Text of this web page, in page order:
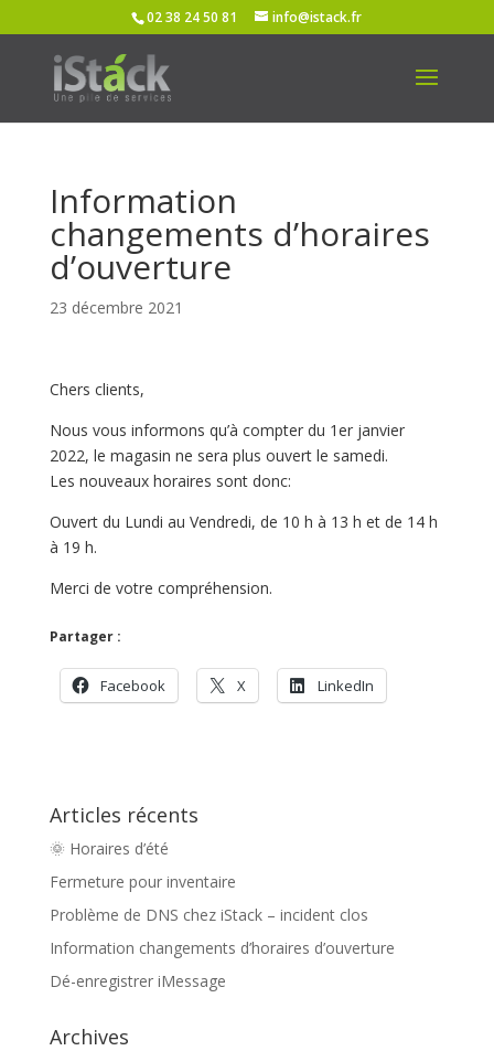
02 38 24 50 81 info@istack.fr
Information
changements d’horaires
d’ouverture
23 décembre 2021
Chers clients,
Nous vous informons qu’à compter du 1er janvier
2022, le magasin ne sera plus ouvert le samedi.
Les nouveaux horaires sont donc:
Ouvert du Lundi au Vendredi, de 10 h à 13 h et de 14 h
à 19 h.
Merci de votre compréhension.
Partager :
Facebook X LinkedIn
Articles récents
🌞 Horaires d’été
Fermeture pour inventaire
Problème de DNS chez iStack – incident clos
Information changements d’horaires d’ouverture
Dé-enregistrer iMessage
Archives